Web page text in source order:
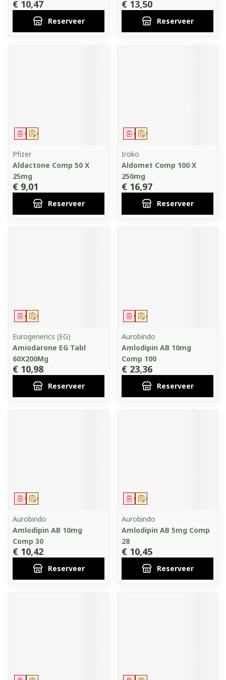
€ 10,47
Reserveer
€ 13,50
Reserveer
Op voorschrift
Geneesmiddel
Pfizer
Aldactone Comp 50 X
25mg
€ 9,01
Reserveer
Op voorschrift
Geneesmiddel
Iroko
Aldomet Comp 100 X
250mg
€ 16,97
Reserveer
Op voorschrift
Geneesmiddel
Eurogenerics (EG)
Amiodarone EG Tabl
60X200Mg
€ 10,98
Reserveer
Op voorschrift
Geneesmiddel
Aurobindo
Amlodipin AB 10mg
Comp 100
€ 23,36
Reserveer
Op voorschrift
Geneesmiddel
Aurobindo
Amlodipin AB 10mg
Comp 30
€ 10,42
Reserveer
Op voorschrift
Geneesmiddel
Aurobindo
Amlodipin AB 5mg Comp
28
€ 10,45
Reserveer